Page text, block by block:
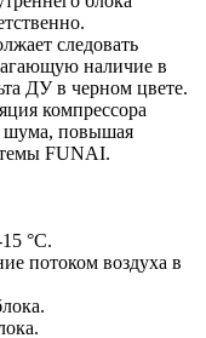
следовать
наличие в
ДУ в черном цвете.
компрессора
шума, повышая
FUNAI.
°С.
потоком воздуха в